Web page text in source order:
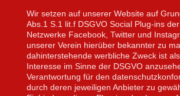
Wir setzen auf unserer Website auf
Abs.1 S.1 lit.f DSGVO Social Plug-ins
Netzwerke Facebook, Twitter und
unserer Verein hierüber bekannter zu
dahinterstehende werbliche Zweck ist
Interesse im Sinne der DSGVO
Verantwortung für den
durch deren jeweiligen Anbieter zu